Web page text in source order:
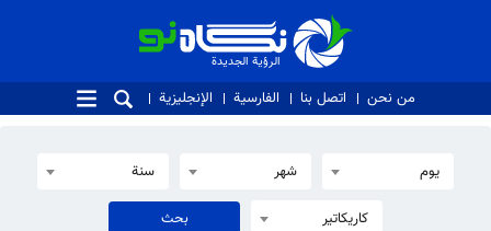
الرؤية الجديدة
الرؤية الجديدة
من نحن اتصل بنا الفارسية الإنجليزية
يوم شهر سنة
كاريكاتير